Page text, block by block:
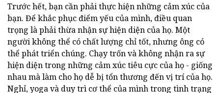
Trước hết, bạn cần phải thực hiện những cảm xúc của
bạn. Để khắc phục điểm yếu của mình, điều quan
trọng là phải thừa nhận sự hiện diện của họ. Một
người không thể có chất lượng chỉ tốt, nhưng ông có
thể phát triển chúng. Chạy trốn và không nhận ra sự
hiện diện trong những cảm xúc tiêu cực của họ - giống
nhau mà làm cho họ dễ bị tổn thương đến vị trí của họ.
Nghỉ, yoga và duy trì cơ thể của mình trong tình trạng